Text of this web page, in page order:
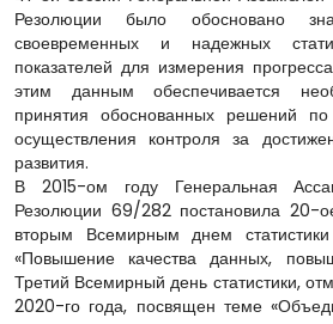
Резолюции было обосновано
своевременных и надежных
показателей для измерения
этим данным обеспечивается
принятия обоснованных решений
осуществления контроля за
развития.
В 2015-ом году Генеральная
Резолюции 69/282 постановила 20-
вторым Всемирным днем
«Повышение качества данных,
Третий Всемирный день статистики,
2020-го года, посвящен теме